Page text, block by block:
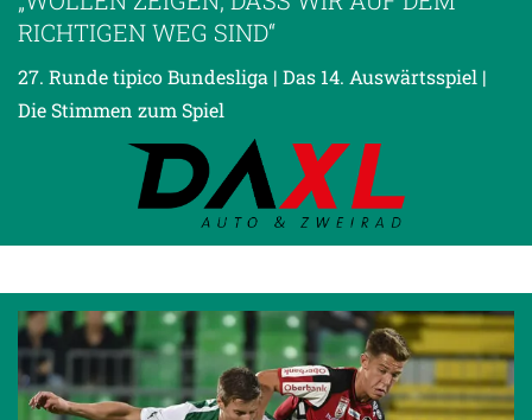
RICHTIGEN WEG SIND“
27. Runde tipico Bundesliga | Das 14. Auswärtsspiel |
Die Stimmen zum Spiel